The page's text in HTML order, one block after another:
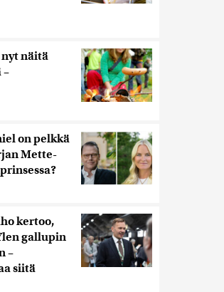
näitä
on pelkkä
Mette-
kertoo,
gallupin
–
siitä